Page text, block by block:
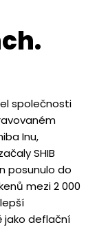
společnosti
Inu,
SHIB
posunulo do
mezi 2 000
jako deflační